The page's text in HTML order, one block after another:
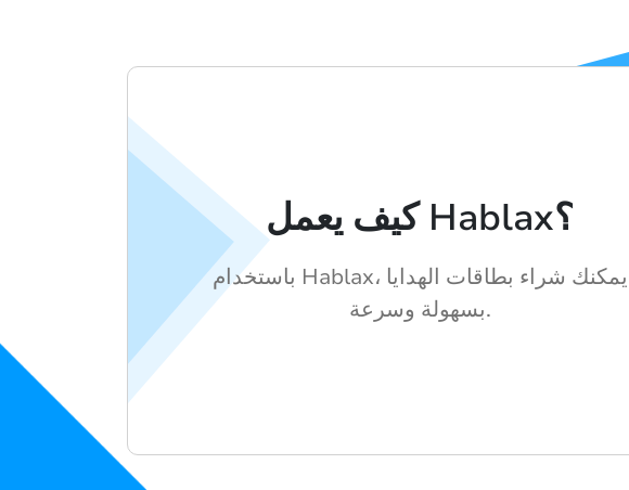
كيف يعمل Hablax؟
باستخدام Hablax، يمكنك شراء بطاقات الهدايا
بسهولة وسرعة.